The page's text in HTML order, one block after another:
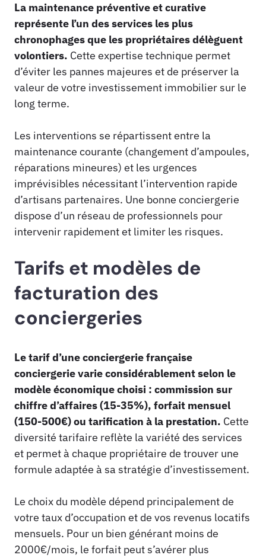
La maintenance préventive et curative
représente l’un des services les plus
chronophages que les propriétaires délèguent
volontiers. Cette expertise technique permet
d’éviter les pannes majeures et de préserver la
valeur de votre investissement immobilier sur le
long terme.
Les interventions se répartissent entre la
maintenance courante (changement d’ampoules,
réparations mineures) et les urgences
imprévisibles nécessitant l’intervention rapide
d’artisans partenaires. Une bonne conciergerie
dispose d’un réseau de professionnels pour
intervenir rapidement et limiter les risques.
Tarifs et modèles de
facturation des
conciergeries
Le tarif d’une conciergerie française
conciergerie varie considérablement selon le
modèle économique choisi : commission sur
chiffre d’affaires (15-35%), forfait mensuel
(150-500€) ou tarification à la prestation. Cette
diversité tarifaire reflète la variété des services
et permet à chaque propriétaire de trouver une
formule adaptée à sa stratégie d’investissement.
Le choix du modèle dépend principalement de
votre taux d’occupation et de vos revenus locatifs
mensuels. Pour un bien générant moins de
2000€/mois, le forfait peut s’avérer plus